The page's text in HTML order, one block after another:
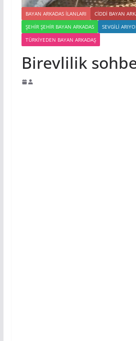
BAYAN ARKADAS ILANLARI
CIDDI BAYAN
ŞEHIR ŞEHIR BAYAN ARKADAS
SEVGILI
TÜRKIYEDEN BAYAN ARKADAŞ
Birevlilik